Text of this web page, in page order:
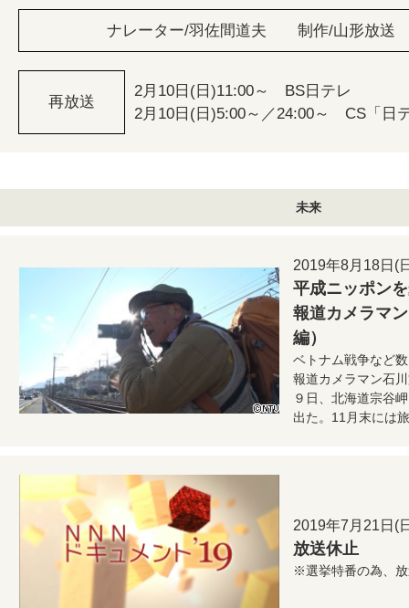
ナレーター/羽佐間道夫 制作/山形放
再放送
2月10日(日)11:00～ BS日テレ
2月10日(日)5:00～／24:00～ CS「日
未来
2019年8月18日(
平成ニッポン
報道カメラマ
編）
ベトナム戦争など
報道カメラマン石
９日、北海道宗谷
出た。11月末には
2019年7月21日(
放送休止
※選挙特番の為、